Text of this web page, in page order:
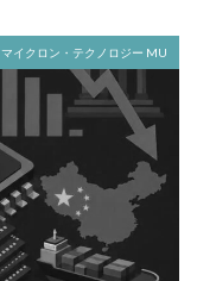
マイクロン・テクノロジー MU